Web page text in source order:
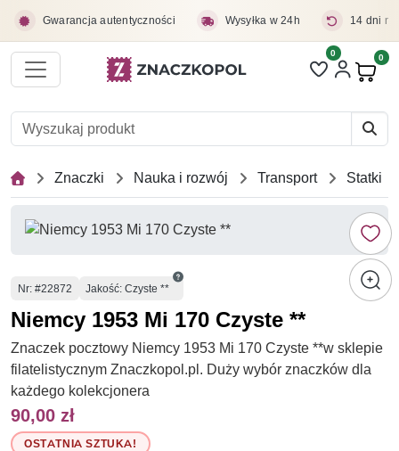
Gwarancja autentyczności Wysyłka w 24h 14 dni
Liczba pozycji
0 0
Znaczki Nauka i rozwój Transport Statki
Numer
Nr: #22872 Jakość: Czyste **
Niemcy 1953 Mi 170 Czyste **
Znaczek pocztowy Niemcy 1953 Mi 170 Czyste **w sklepie
filatelistycznym Znaczkopol.pl. Duży wybór znaczków dla
każdego kolekcjonera
90,00 zł
OSTATNIA SZTUKA!